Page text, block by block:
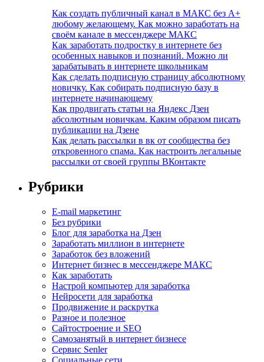
Как создать публичный канал в МАКС без А+
любому желающему. Как можно заработать на
своём канале в мессенджере МАКС
Как заработать подростку в интернете без
особенных навыков и познаний. Можно ли
зарабатывать в интернете школьникам
Как сделать подписную страницу абсолютному
новичку. Как собирать подписную базу в
интернете начинающему
Как продвигать статьи на Яндекс Дзен
абсолютным новичкам. Каким образом писать
публикации на Дзене
Как делать рассылки в вк от сообщества без
откровенного спама. Как настроить легальные
рассылки от своей группы ВКонтакте
Рубрики
E-mail маркетинг
Без рубрики
Блог для заработка на Дзен
Заработать миллион в интернете
Заработок без вложений
Интернет бизнес в мессенджере МАКС
Как заработать
Настрой компьютер для заработка
Нейросети для заработка
Продвижение и раскрутка
Разное и полезное
Сайтостроение и SEO
Самозанятый в интернет бизнесе
Сервис Senler
Социальные сети